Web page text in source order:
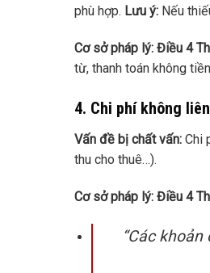
phù hợp. Lưu ý: Nếu
Cơ sở pháp lý: Điều 4
từ, thanh toán không
4. Chi phí không
Vấn đề bị chất vấn: Chi
thu cho thuê…).
Cơ sở pháp lý: Điều 4
“Các